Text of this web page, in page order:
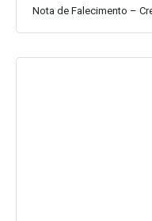
Nota de Falecimento –